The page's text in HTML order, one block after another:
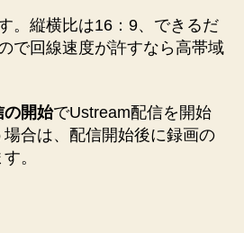
。縦横比は16：9、できるだ
で回線速度が許すなら高帯域
の開始でUstream配信を開始
場合は、配信開始後に録画の
。